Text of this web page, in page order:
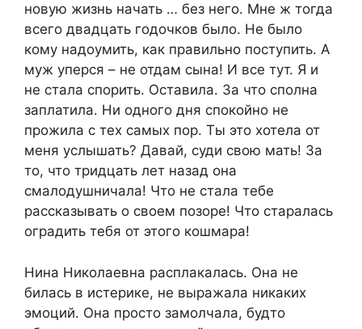
новую жизнь начать … без него. Мне ж тогда
всего двадцать годочков было. Не было
кому надоумить, как правильно поступить. А
муж уперся – не отдам сына! И все тут. Я и
не стала спорить. Оставила. За что сполна
заплатила. Ни одного дня спокойно не
прожила с тех самых пор. Ты это хотела от
меня услышать? Давай, суди свою мать! За
то, что тридцать лет назад она
смалодушничала! Что не стала тебе
рассказывать о своем позоре! Что старалась
оградить тебя от этого кошмара!
Нина Николаевна расплакалась. Она не
билась в истерике, не выражала никаких
эмоций. Она просто замолчала, будто